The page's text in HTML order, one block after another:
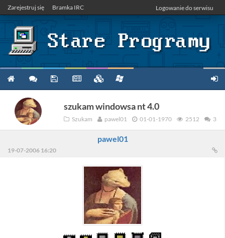
Zarejestruj się Bramka IRC Logowanie do serwisu
szukam windowsa nt 4.0
Szukam pawel01 01-01-1970 2512 3
pawel01
19-07-2006 16:20